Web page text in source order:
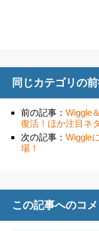
同じカテゴリの
前の記事： Wiggle
復活！ほか注目ネ
次の記事： Wiggle
場！
この記事へのコメ